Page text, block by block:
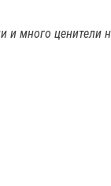
и много ценители